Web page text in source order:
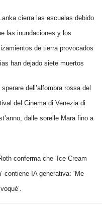
cierra las escuelas debido
las inundaciones y los
de tierra provocados
han dejado siete muertos
sperare dell’alfombra rossa del
del Cinema di Venezia di
dalle sorelle Mara fino a
conferma che ‘Ice Cream
contiene IA generativa: ‘Me